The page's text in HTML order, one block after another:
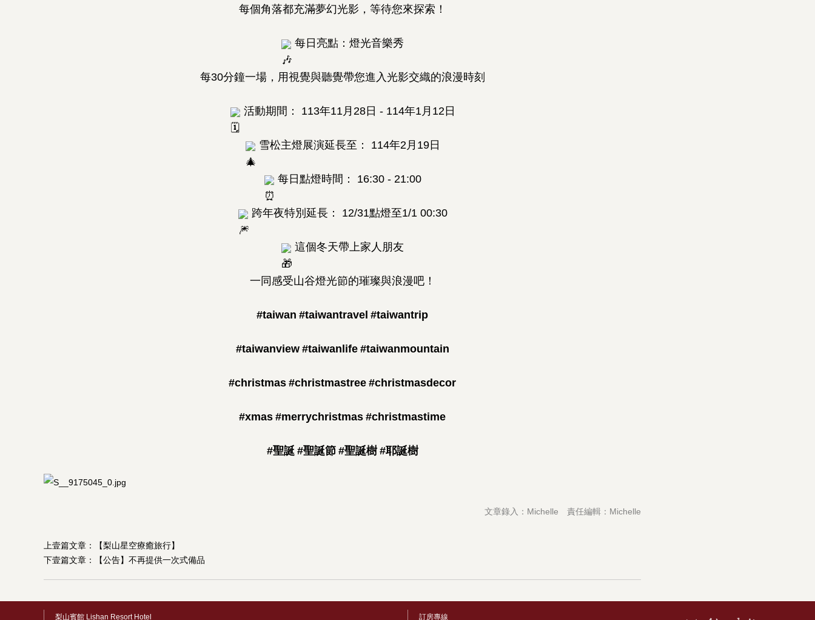
每個角落都充滿夢幻光影，等待您來探索！
每日亮點：燈光音樂秀
每30分鐘一場，用視覺與聽覺帶您進入光影交織的浪漫時刻
活動期間： 113年11月28日 - 114年1月12日
雪松主燈展演延長至： 114年2月19日
每日點燈時間： 16:30 - 21:00
跨年夜特別延長： 12/31點燈至1/1 00:30
這個冬天帶上家人朋友
一同感受山谷燈光節的璀璨與浪漫吧！
#taiwan #taiwantravel #taiwantrip
#taiwanview #taiwanlife #taiwanmountain
#christmas #christmastree #christmasdecor
#xmas #merrychristmas #christmastime
#聖誕 #聖誕節 #聖誕樹 #耶誕樹
文章錄入：Michelle 責任編輯：Michelle
上壹篇文章：
【梨山星空療癒旅行】
下壹篇文章：
【公告】不再提供一次式備品
梨山賓館 Lishan Resort Hotel 訂房專線